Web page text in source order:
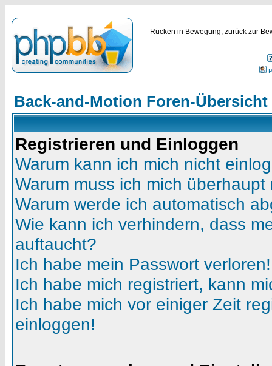
Rücken in Bewegung, zurück zur
Back-and-Motion Foren-Übersicht
Registrieren und Einloggen
Warum kann ich mich nicht
Warum muss ich mich überhaupt
Warum werde ich automatisch
Wie kann ich verhindern, dass
auftaucht?
Ich habe mein Passwort verloren!
Ich habe mich registriert, kann
Ich habe mich vor einiger Zeit
einloggen!